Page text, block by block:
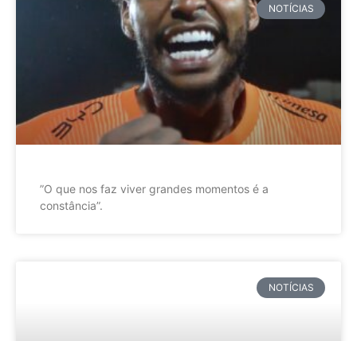
NOTÍCIAS
”O que nos faz viver grandes momentos é a
constância”.
NOTÍCIAS